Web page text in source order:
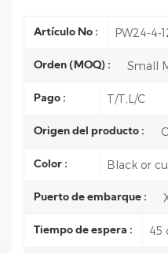
Artículo No : PW24-4-
Orden (MOQ) : Small
Pago : T/T,L/C
Origen del producto :
Color : Black or
Puerto de embarque :
Tiempo de espera : 45